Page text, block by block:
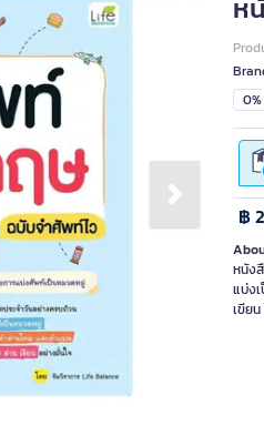
Next slide
ห
฿
หนัง
แบ่ง
เขีย